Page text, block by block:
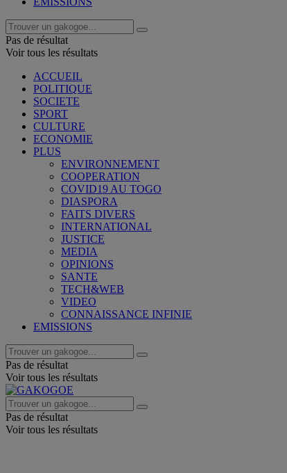
Pas de résultat
Voir tous les résultats
ACCUEIL
POLITIQUE
SOCIETE
SPORT
CULTURE
ECONOMIE
PLUS
ENVIRONNEMENT
COOPERATION
COVID19 AU TOGO
DIASPORA
FAITS DIVERS
INTERNATIONAL
JUSTICE
MEDIA
OPINIONS
SANTE
TECH&WEB
VIDEO
CONNAISSANCE INFINIE
EMISSIONS
Pas de résultat
Voir tous les résultats
Pas de résultat
Voir tous les résultats